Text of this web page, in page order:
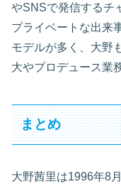
やSNSで発信するチ
プライベートな出来
モデルが多く、大野
大やプロデュース業
まとめ
大野茜里は1996年8